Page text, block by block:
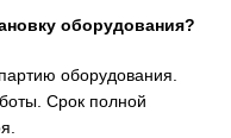
оборудования?
оборудования.
Срок полной